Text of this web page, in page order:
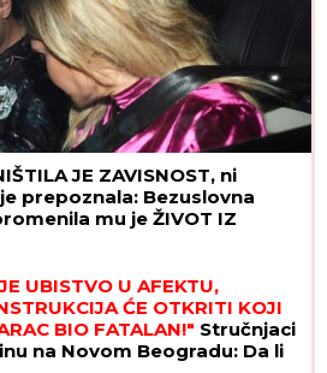
JE ZAVISNOST, ni
prepoznala: Bezuslovna
mu je ŽIVOT IZ
UBISTVO U AFEKTU,
ĆE OTKRITI KOJI
BIO FATALAN!" Stručnjaci
na Novom Beogradu: Da li